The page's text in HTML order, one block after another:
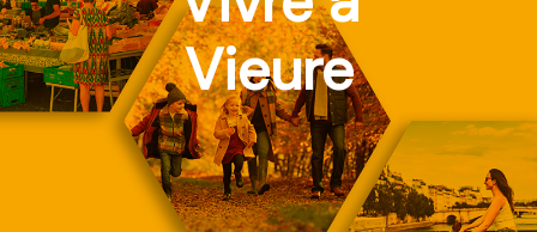
Vieure